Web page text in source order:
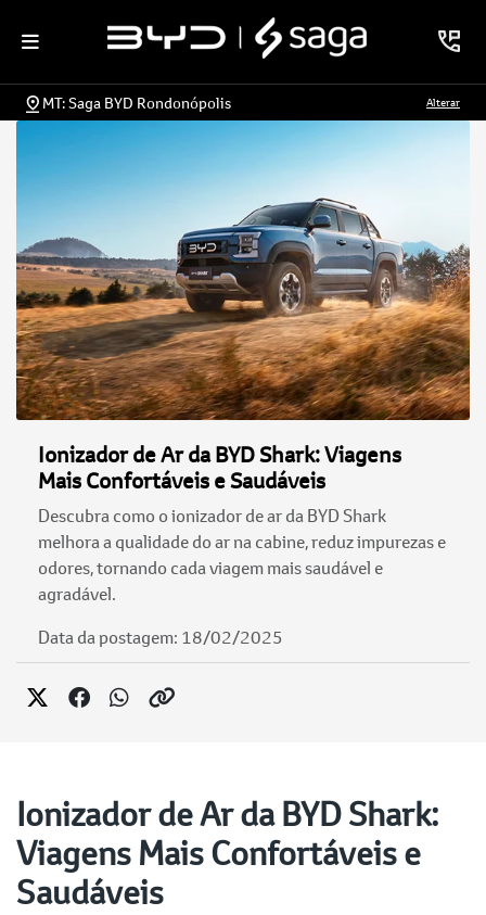
MT: Saga BYD Rondonópolis Alterar
Ionizador de Ar da BYD Shark: Viagens
Mais Confortáveis e Saudáveis
Descubra como o ionizador de ar da BYD Shark
melhora a qualidade do ar na cabine, reduz impurezas e
odores, tornando cada viagem mais saudável e
agradável.
Data da postagem: 18/02/2025
Ionizador de Ar da BYD Shark:
Viagens Mais Confortáveis e
Saudáveis